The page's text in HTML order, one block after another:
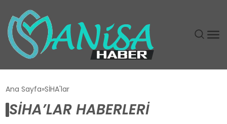
EĞITIM
Ana Sayfa SİHA'lar
SİHA’LAR HABERLERI